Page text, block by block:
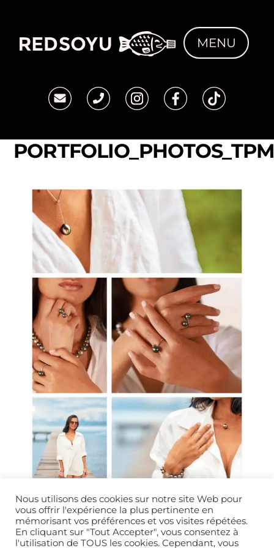
content
MENU
Nous utilisons des cookies sur notre site Web pour
vous offrir l'expérience la plus pertinente en
mémorisant vos préférences et vos visites répétées.
En cliquant sur "Tout Accepter", vous consentez à
l'utilisation de TOUS les cookies. Cependant, vous